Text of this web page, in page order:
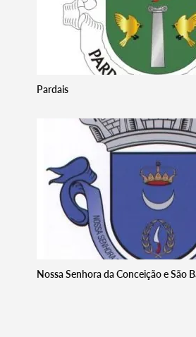
Termo de Pesquisa
Categorias gerais
Pardais
Nossa Senhora da Conceição e São